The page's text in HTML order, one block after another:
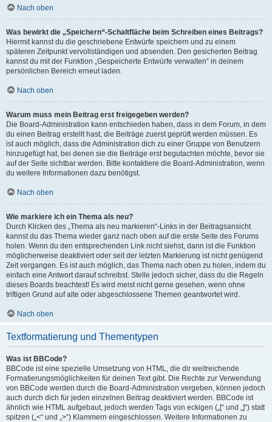
Nach oben
Was bewirkt die „Speichern“-Schaltfläche beim Schreiben eines Beitrags?
Hiermit kannst du die geschriebene Entwürfe speichern und zu einem
späteren Zeitpunkt vervollständigen und absenden. Den gesicherten Beitrag
kannst du mit der Funktion „Gespeicherte Entwürfe verwalten“ in deinem
persönlichen Bereich erneut laden.
Nach oben
Warum muss mein Beitrag erst freigegeben werden?
Die Board-Administration kann entschieden haben, dass in dem Forum, in dem
du einen Beitrag erstellt hast, die Beiträge zuerst geprüft werden müssen. Es
ist auch möglich, dass die Administration dich zu einer Gruppe von Benutzern
hinzugefügt hat, bei denen sie die Beiträge erst begutachten möchte, bevor sie
auf der Seite sichtbar werden. Bitte kontaktiere die Board-Administration, wenn
du weitere Informationen dazu benötigst.
Nach oben
Wie markiere ich ein Thema als neu?
Durch Klicken des „Thema als neu markieren“-Links in der Beitragsansicht
kannst du das Thema wieder ganz nach oben auf die erste Seite des Forums
holen. Wenn du den entsprechenden Link nicht siehst, dann ist die Funktion
möglicherweise deaktiviert oder seit der letzten Markierung ist nicht genügend
Zeit vergangen. Es ist auch möglich, das Thema nach oben zu holen, indem du
einfach eine Antwort darauf schreibst. Stelle jedoch sicher, dass du die Regeln
dieses Boards beachtest! Es wird meist nicht gerne gesehen, wenn ohne
triftigen Grund auf alte oder abgeschlossene Themen geantwortet wird.
Nach oben
Textformatierung und Thementypen
Was ist BBCode?
BBCode ist eine spezielle Umsetzung von HTML, die dir weitreichende
Formatierungsmöglichkeiten für deinen Text gibt. Die Rechte zur Verwendung
von BBCode werden durch die Board-Administration vergeben, können jedoch
auch durch dich für jeden einzelnen Beitrag deaktiviert werden. BBCode ist
ähnlich wie HTML aufgebaut, jedoch werden Tags von eckigen („[“ und „]“) statt
spitzen („<“ und „>“) Klammern eingeschlossen. Weitere Informationen zu